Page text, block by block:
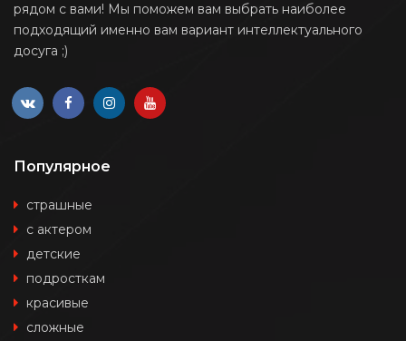
рядом с вами! Мы поможем вам выбрать наиболее
подходящий именно вам вариант интеллектуального
досуга ;)
Популярное
страшные
с актером
детские
подросткам
красивые
сложные